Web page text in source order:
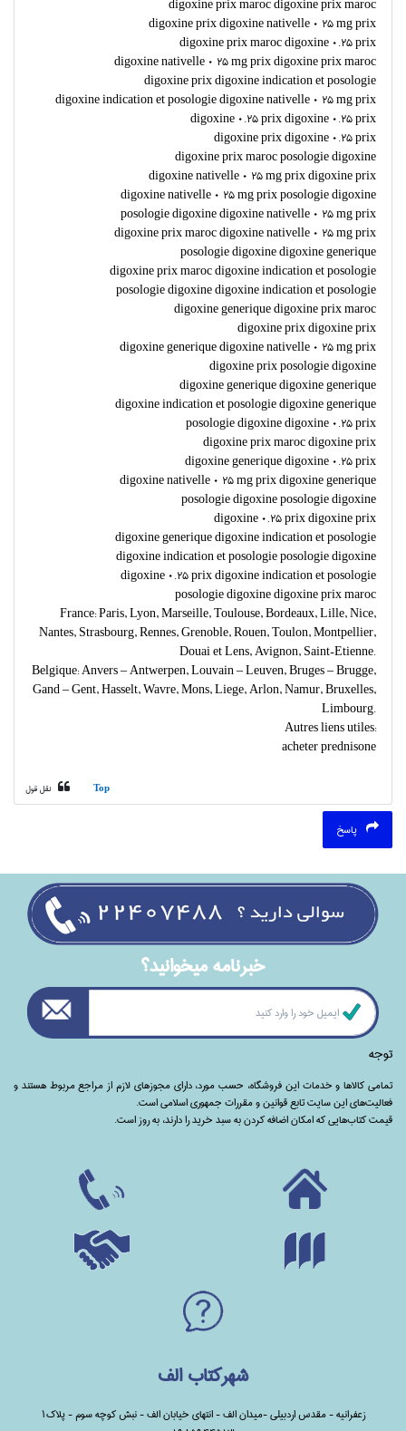
digoxine prix maroc digoxine prix maroc
digoxine prix digoxine nativelle 0 25 mg prix
digoxine prix maroc digoxine 0.25 prix
digoxine nativelle 0 25 mg prix digoxine prix maroc
digoxine prix digoxine indication et posologie
digoxine indication et posologie digoxine nativelle 0 25 mg prix
digoxine 0.25 prix digoxine 0.25 prix
digoxine prix digoxine 0.25 prix
digoxine prix maroc posologie digoxine
digoxine nativelle 0 25 mg prix digoxine prix
digoxine nativelle 0 25 mg prix posologie digoxine
posologie digoxine digoxine nativelle 0 25 mg prix
digoxine prix maroc digoxine nativelle 0 25 mg prix
posologie digoxine digoxine generique
digoxine prix maroc digoxine indication et posologie
posologie digoxine digoxine indication et posologie
digoxine generique digoxine prix maroc
digoxine prix digoxine prix
digoxine generique digoxine nativelle 0 25 mg prix
digoxine prix posologie digoxine
digoxine generique digoxine generique
digoxine indication et posologie digoxine generique
posologie digoxine digoxine 0.25 prix
digoxine prix maroc digoxine prix
digoxine generique digoxine 0.25 prix
digoxine nativelle 0 25 mg prix digoxine generique
posologie digoxine posologie digoxine
digoxine 0.25 prix digoxine prix
digoxine generique digoxine indication et posologie
digoxine indication et posologie posologie digoxine
digoxine 0.25 prix digoxine indication et posologie
posologie digoxine digoxine prix maroc
France: Paris, Lyon, Marseille, Toulouse, Bordeaux, Lille, Nice,
Nantes, Strasbourg, Rennes, Grenoble, Rouen, Toulon, Montpellier,
Douai et Lens, Avignon, Saint-Etienne.
Belgique: Anvers – Antwerpen, Louvain – Leuven, Bruges – Brugge,
Gand – Gent, Hasselt, Wavre, Mons, Liege, Arlon, Namur, Bruxelles,
Limbourg.
Autres liens utiles:
acheter prednisone
Top نقل قول
پاسخ
خبرنامه ميخوانيد؟
توجه
تمامی‌ کالاها و خدمات این فروشگاه، حسب مورد،‌ دارای مجوزهای لازم از مراجع مربوط هستند ‌و‌‌
فعالیت‌های این سایت تابع قوانین و مقررات جمهوری اسلامی است.
قیمت کتاب‌هایی که امکان اضافه کردن به سبد خرید را دارند،‌ به روز است.
شهرکتاب الف
زعفرانیه - مقدس اردبیلی -میدان الف - انتهای خیابان الف - نبش کوچه سوم - پلاک1